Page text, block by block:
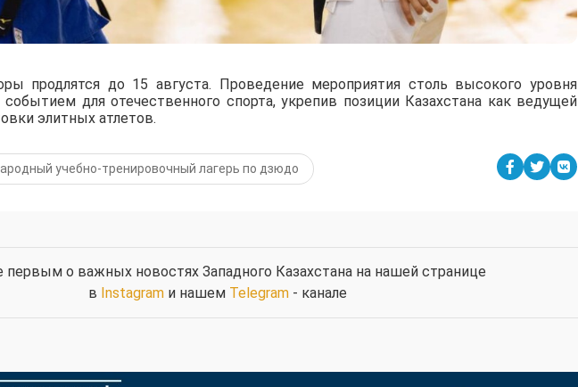
продлятся до 15 августа. Проведение мероприятия столь высокого уровня
для отечественного спорта, укрепив позиции Казахстана как ведущей
элитных атлетов.
учебно-тренировочный лагерь по дзюдо
первым о важных новостях Западного Казахстана на нашей странице
в Instagramи нашем Telegram- канале